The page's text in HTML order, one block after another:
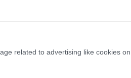
related to advertising like cookies on